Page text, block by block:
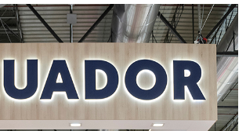
Alexandra Bedoya – La Constancia detrás de La Paletería
El Despertar de la Calidez: Acabados Dorados de FV para Elevar tu Espacio